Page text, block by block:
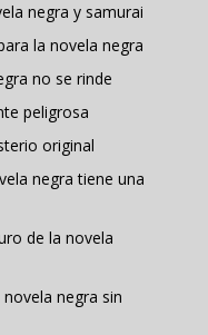
negra y samurai
la novela negra
no se rinde
peligrosa
original
negra tiene una
de la novela
negra sin